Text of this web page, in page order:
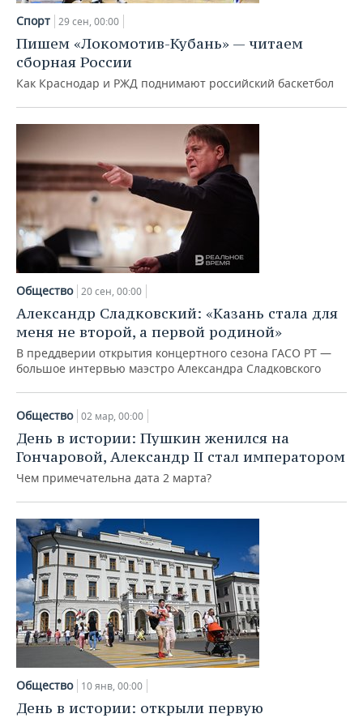
Спорт 29 сен, 00:00
Пишем «Локомотив-Кубань» — читаем
сборная России
Как Краснодар и РЖД поднимают российский баскетбол
Общество 20 сен, 00:00
Александр Сладковский: «Казань стала для
меня не второй, а первой родиной»
В преддверии открытия концертного сезона ГАСО РТ —
большое интервью маэстро Александра Сладковского
Общество 02 мар, 00:00
День в истории: Пушкин женился на
Гончаровой, Александр II стал императором
Чем примечательна дата 2 марта?
Общество 10 янв, 00:00
День в истории: открыли первую